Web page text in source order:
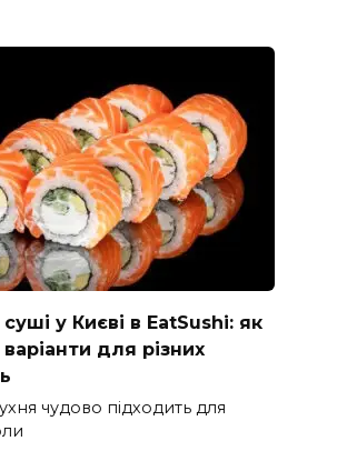
у Києві в EatSushi: як
варіанти для різних
чудово підходить для